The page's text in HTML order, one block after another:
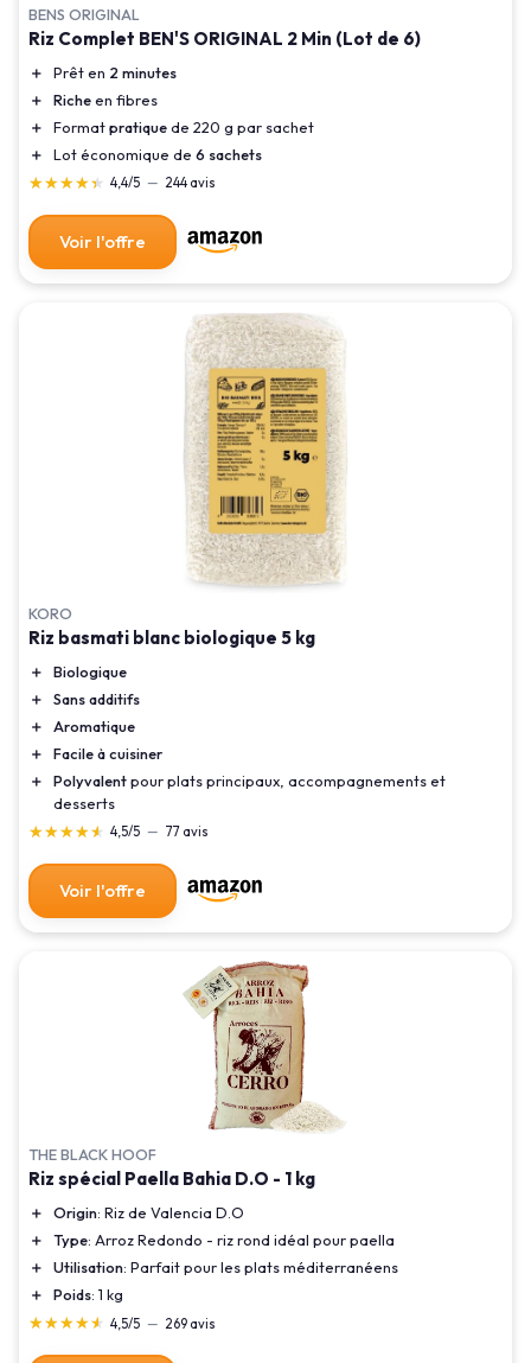
BENS ORIGINAL
Riz Complet BEN'S ORIGINAL 2 Min (Lot de 6)
＋ Prêt en 2 minutes
＋
Richeen fibres
＋
Formatpratiquede 220 g par sachet
＋
Lot économique de 6 sachets
★★★★★
★★★★★ 4,4/5 — 244 avis
Voir l'offre
KORO
Riz basmati blanc biologique 5 kg
＋
Biologique
＋
Sans additifs
＋
Aromatique
＋
Facile à cuisiner
＋
Polyvalentpour plats principaux, accompagnements et
desserts
★★★★★
★★★★★ 4,5/5 — 77 avis
Voir l'offre
THE BLACK HOOF
Riz spécial Paella Bahia D.O - 1 kg
＋ Origin: Riz de Valencia D.O
＋
Type: Arroz Redondo - riz rond idéal pour paella
＋
Utilisation: Parfait pour les plats méditerranéens
＋
Poids: 1 kg
★★★★★
★★★★★ 4,5/5 — 269 avis